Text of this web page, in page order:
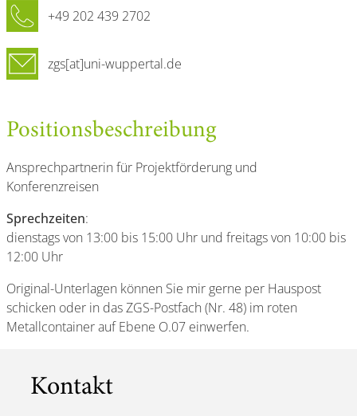
+49 202 439 2702
zgs[at]uni-wuppertal.de
Positionsbeschreibung
Ansprechpartnerin für Projektförderung und
Konferenzreisen
Sprechzeiten:
dienstags von 13:00 bis 15:00 Uhr und freitags von 10:00 bis
12:00 Uhr
Original-Unterlagen können Sie mir gerne per Hauspost
schicken oder in das ZGS-Postfach (Nr. 48) im roten
Metallcontainer auf Ebene O.07 einwerfen.
Kontakt